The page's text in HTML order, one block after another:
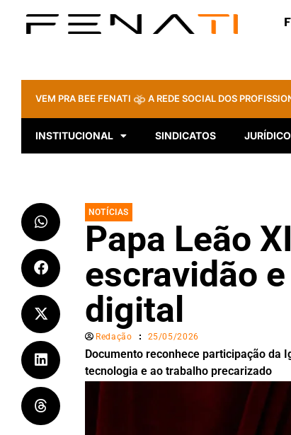
VEM PRA BEE FENATI A REDE SOCIAL DOS
INSTITUCIONAL SINDICATOS JURÍDICO
NOTÍCIAS
Papa Leão
escravidão
digital
Redação 25/05/2026
Documento reconhece participação da
tecnologia e ao trabalho precarizado